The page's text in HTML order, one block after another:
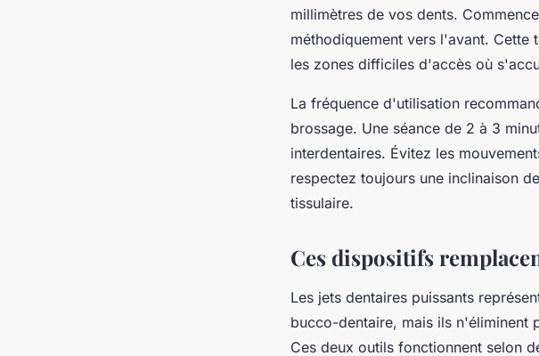
millimètres de vos dents.
méthodiquement vers l'avant. Cette
les zones difficiles d'accès où
La fréquence d'utilisation
brossage. Une séance de 2 à 3
interdentaires. Évitez les
respectez toujours une inclinaison
tissulaire.
Ces dispositifs
Les jets dentaires puissants
bucco-dentaire, mais ils n'éliminent
Ces deux outils fonctionnent selon